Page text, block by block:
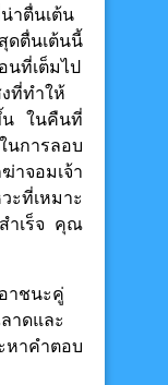
าตื่นเต้น
ดตื่นเต้นนี้
ที่เต็มไป
ที่ทำให้
น ในคืนที่
การลอบ
าจอมเจ้า
ะที่เหมาะ
ำเร็จ คุณ
าชนะคู่
าดและ
หาคำตอบ